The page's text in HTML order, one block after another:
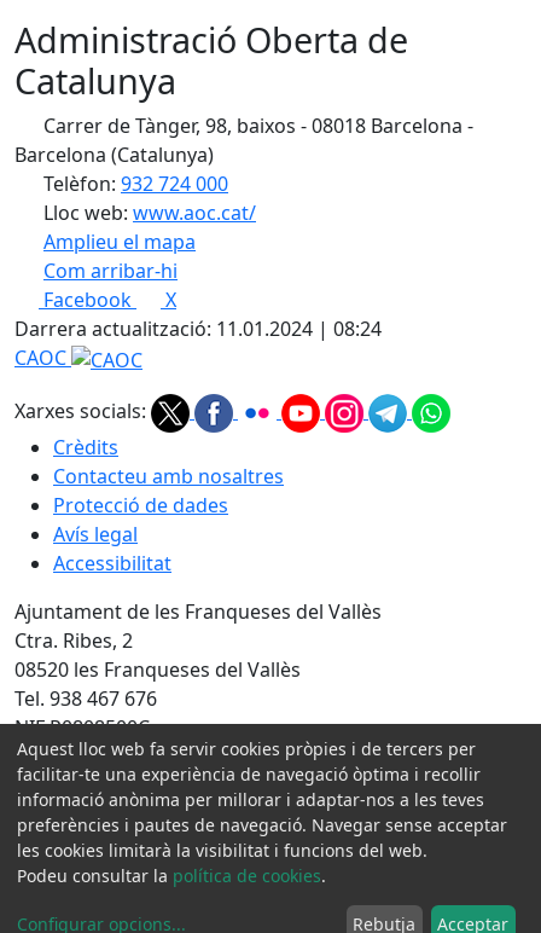
Administració Oberta de
Catalunya
Carrer de Tànger, 98, baixos - 08018 Barcelona -
Barcelona (Catalunya)
Telèfon: 932 724 000
Lloc web: www.aoc.cat/
Amplieu el mapa
Com arribar-hi
+
−
Facebook
X
Darrera actualització: 11.01.2024 | 08:24
CAOC
Xarxes socials:
Crèdits
Contacteu amb nosaltres
Protecció de dades
Avís legal
Accessibilitat
Ajuntament de les Franqueses del Vallès
Ctra. Ribes, 2
08520 les Franqueses del Vallès
Tel. 938 467 676
NIF P0808500C
Amb la col·laboració de:
Aquest lloc web fa servir cookies pròpies i de tercers per
facilitar-te una experiència de navegació òptima i recollir
informació anònima per millorar i adaptar-nos a les teves
preferències i pautes de navegació. Navegar sense acceptar
les cookies limitarà la visibilitat i funcions del web.
Podeu consultar la política de cookies.
Configurar opcions... Rebutja Acceptar